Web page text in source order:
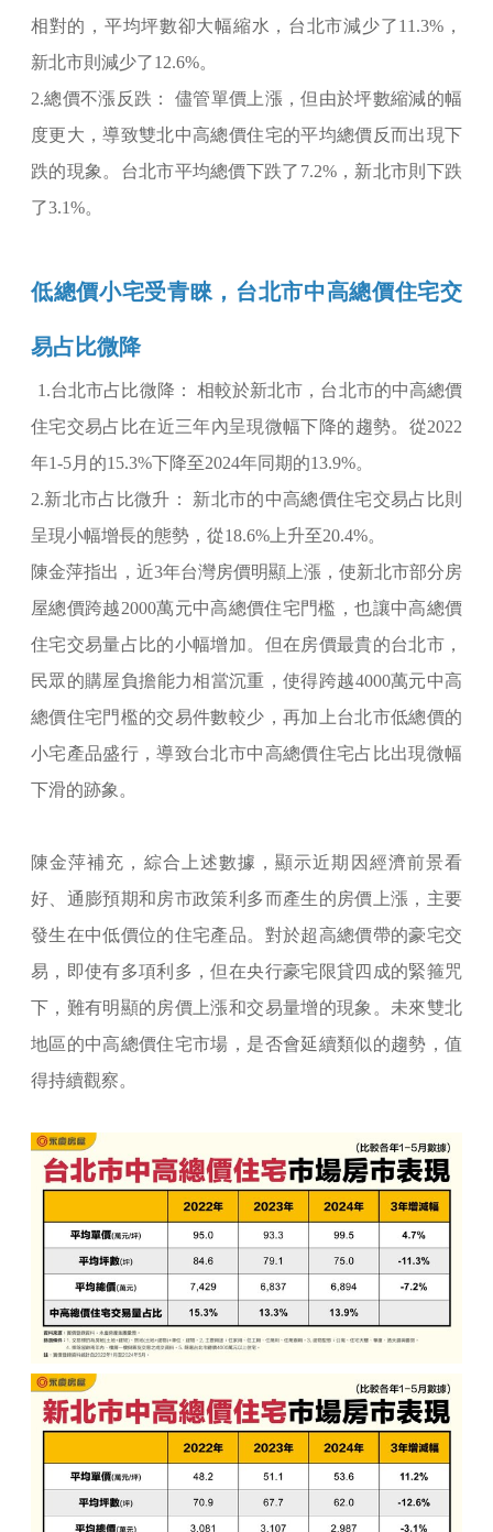
相對的，平均坪數卻大幅縮水，台北市減少了11.3%，
新北市則減少了12.6%。
2.總價不漲反跌： 儘管單價上漲，但由於坪數縮減的幅
度更大，導致雙北中高總價住宅的平均總價反而出現下
跌的現象。台北市平均總價下跌了7.2%，新北市則下跌
了3.1%。
低總價小宅受青睞，台北市中高總價住宅交
易占比微降
1.台北市占比微降： 相較於新北市，台北市的中高總價
住宅交易占比在近三年內呈現微幅下降的趨勢。從2022
年1-5月的15.3%下降至2024年同期的13.9%。
2.新北市占比微升： 新北市的中高總價住宅交易占比則
呈現小幅增長的態勢，從18.6%上升至20.4%。
陳金萍指出，近3年台灣房價明顯上漲，使新北市部分房
屋總價跨越2000萬元中高總價住宅門檻，也讓中高總價
住宅交易量占比的小幅增加。但在房價最貴的台北市，
民眾的購屋負擔能力相當沉重，使得跨越4000萬元中高
總價住宅門檻的交易件數較少，再加上台北市低總價的
小宅產品盛行，導致台北市中高總價住宅占比出現微幅
下滑的跡象。
陳金萍補充，綜合上述數據，顯示近期因經濟前景看
好、通膨預期和房市政策利多而產生的房價上漲，主要
發生在中低價位的住宅產品。對於超高總價帶的豪宅交
易，即使有多項利多，但在央行豪宅限貸四成的緊箍咒
下，難有明顯的房價上漲和交易量增的現象。未來雙北
地區的中高總價住宅市場，是否會延續類似的趨勢，值
得持續觀察。